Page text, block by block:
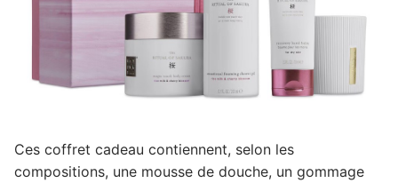
Ces coffret cadeau contiennent, selon les
compositions, une mousse de douche, un gommage